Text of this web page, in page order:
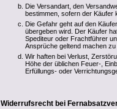
Die Versandart, den
bestimmen, sofern der Käufer
Die Gefahr geht auf den
übergeben wird. Der Käufer
Spediteur oder Frachtführer
Ansprüche geltend machen zu
Wir haften bei Verlust,
Höhe der üblichen Feuer-,
Erfüllungs- oder
Widerrufsrecht bei